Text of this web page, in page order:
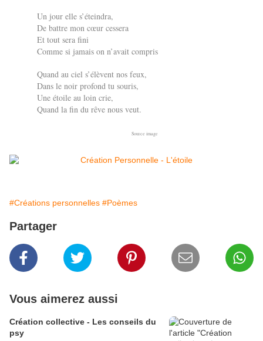
Un jour elle s’éteindra,
De battre mon cœur cessera
Et tout sera fini
Comme si jamais on n’avait compris
Quand au ciel s’élèvent nos feux,
Dans le noir profond tu souris,
Une étoile au loin crie,
Quand la fin du rêve nous veut.
Source image
#Créations personnelles #Poèmes
Partager
Vous aimerez aussi
Création collective - Les conseils du
psy